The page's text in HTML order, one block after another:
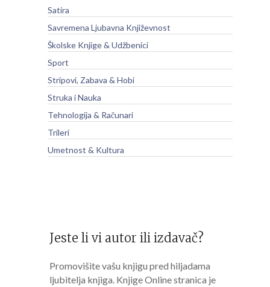
Satira
Savremena Ljubavna Književnost
Školske Knjige & Udžbenici
Sport
Stripovi, Zabava & Hobi
Struka i Nauka
Tehnologija & Računari
Trileri
Umetnost & Kultura
Jeste li vi autor ili izdavač?
Promovišite vašu knjigu pred hiljadama
ljubitelja knjiga. Knjige Online stranica je